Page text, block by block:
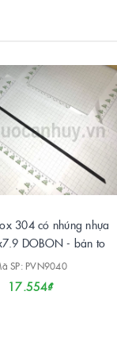
304 có nhúng nhựa
DOBON - bản to
SP: PVN9040
17.554₫